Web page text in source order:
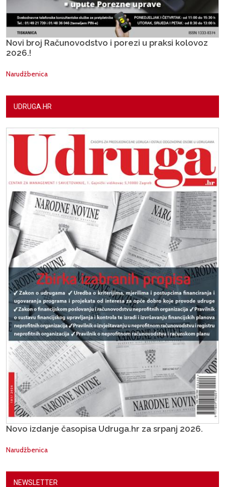
Novi broj Računovodstvo i porezi u praksi kolovoz
2026.!
Narudžbenica
UDRUGA.HR
Novo izdanje časopisa Udruga.hr za srpanj 2026.
Narudžbenica
NEWSLETTER